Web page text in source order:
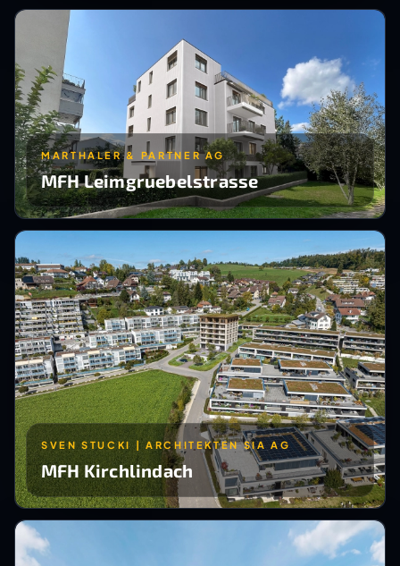
MARTHALER & PARTNER AG
MFH Leimgruebelstrasse
SVEN STUCKI | ARCHITEKTEN SIA AG
MFH Kirchlindach